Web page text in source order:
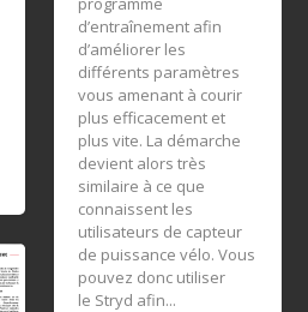
d’entraînement afin
d’améliorer les
différents paramètres
vous amenant à courir
plus efficacement et
plus vite. La démarche
devient alors très
similaire à ce que
connaissent les
utilisateurs de capteur
de puissance vélo. Vous
pouvez donc utiliser
le Stryd afin...